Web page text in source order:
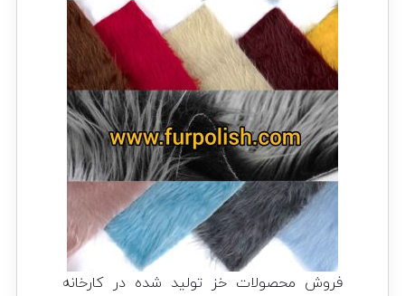
فروش محصولات خز تولید شده در کارخانه